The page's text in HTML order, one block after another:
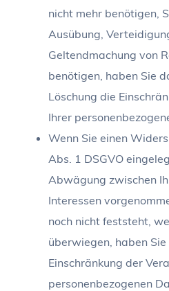
nicht mehr benötigen,
Ausübung,
Geltendmachung von
benötigen, haben Sie
Löschung die
Ihrer
Wenn Sie einen
Abs. 1 DSGVO
Abwägung zwischen
Interessen
noch nicht feststeht,
überwiegen, haben
Einschränkung der
personenbezogenen